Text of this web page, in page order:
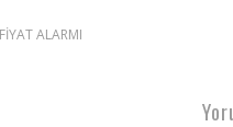
FİYAT ALARMI